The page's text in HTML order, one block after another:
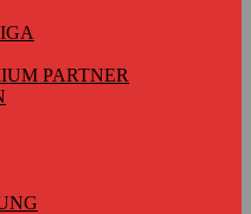
PARTNER